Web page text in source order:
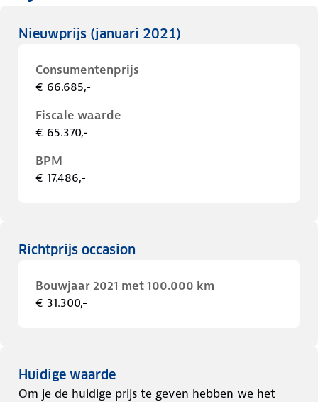
Nieuwprijs (januari 2021)
Consumentenprijs
€ 66.685,-
Fiscale waarde
€ 65.370,-
BPM
€ 17.486,-
Richtprijs occasion
Bouwjaar 2021 met 100.000 km
€ 31.300,-
Huidige waarde
Om je de huidige prijs te geven hebben we het